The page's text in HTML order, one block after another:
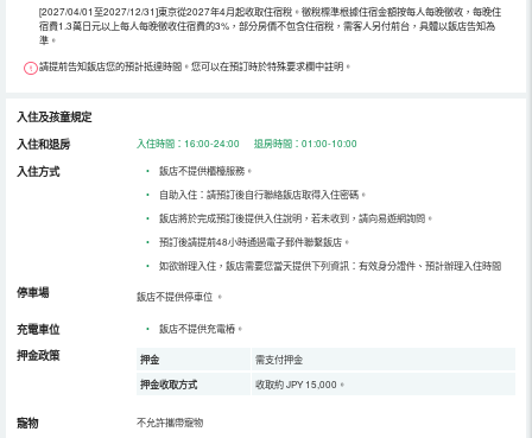
[2027/04/01至2027/12/31]東京從2027年4月起收取住宿稅。徵稅標準根據住宿金額按每人每晚徵收，每晚住
宿費1.3萬日元以上每人每晚徵收住宿費的3%，部分房價不包含住宿稅，需客人另付前台，具體以飯店告知為
準。
請提前告知飯店您的預計抵達時間。您可以在預訂時於特殊要求欄中註明。
入住及孩童規定
入住和退房
入住時間：16:00-24:00 退房時間：01:00-10:00
入住方式 •
飯店不提供櫃檯服務。
•
自助入住：請預訂後自行聯絡飯店取得入住密碼。
•
飯店將於完成預訂後提供入住說明，若未收到，請向易遊網詢問。
•
預訂後請提前48小時通過電子郵件聯繫飯店。
•
如欲辦理入住，飯店需要您當天提供下列資訊：有效身分證件、預計辦理入住時間
停車場 飯店不提供停車位 。
充電車位 • 飯店不提供充電樁。
押金政策 押金 需支付押金
押金收取方式 收取約 JPY 15,000。
寵物 不允許攜帶寵物